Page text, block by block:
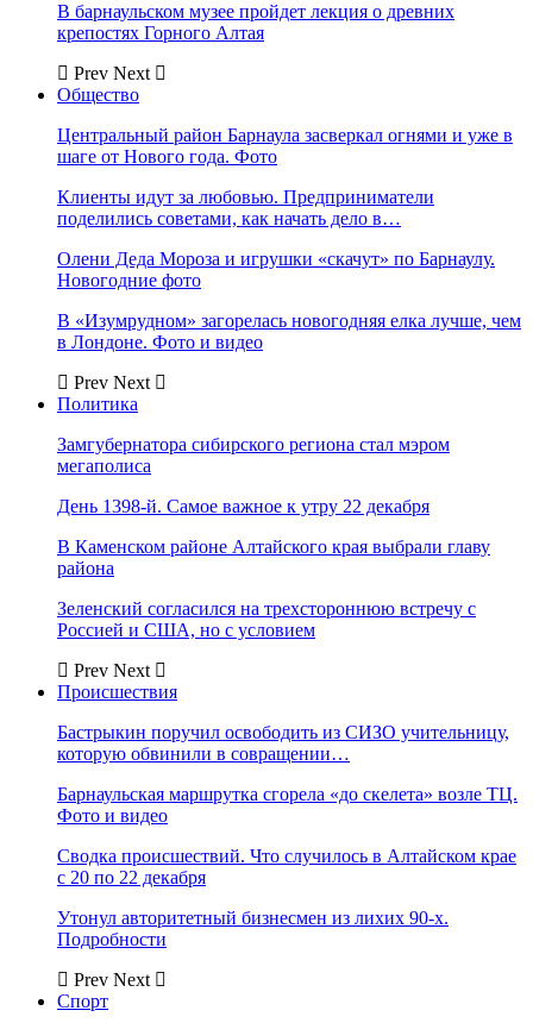
В барнаульском музее пройдет лекция о древних
крепостях Горного Алтая
Prev Next
Общество
Центральный район Барнаула засверкал огнями и уже в
шаге от Нового года. Фото
Клиенты идут за любовью. Предприниматели
поделились советами, как начать дело в…
Олени Деда Мороза и игрушки «скачут» по Барнаулу.
Новогодние фото
В «Изумрудном» загорелась новогодняя елка лучше, чем
в Лондоне. Фото и видео
Prev Next
Политика
Замгубернатора сибирского региона стал мэром
мегаполиса
День 1398-й. Самое важное к утру 22 декабря
В Каменском районе Алтайского края выбрали главу
района
Зеленский согласился на трехстороннюю встречу с
Россией и США, но с условием
Prev Next
Происшествия
Бастрыкин поручил освободить из СИЗО учительницу,
которую обвинили в совращении…
Барнаульская маршрутка сгорела «до скелета» возле ТЦ.
Фото и видео
Сводка происшествий. Что случилось в Алтайском крае
с 20 по 22 декабря
Утонул авторитетный бизнесмен из лихих 90-х.
Подробности
Prev Next
Спорт